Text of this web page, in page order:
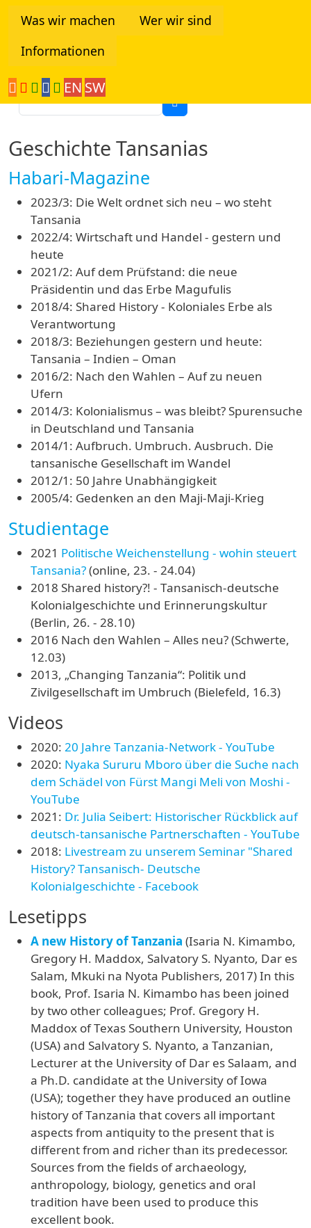
Was wir machen
Wer wir sind
Informationen
EN SW
Suche
Geschichte Tansanias
Habari-Magazine
2023/3: Die Welt ordnet sich neu – wo steht
Tansania
2022/4: Wirtschaft und Handel - gestern und
heute
2021/2: Auf dem Prüfstand: die neue
Präsidentin und das Erbe Magufulis
2018/4: Shared History - Koloniales Erbe als
Verantwortung
2018/3: Beziehungen gestern und heute:
Tansania – Indien – Oman
2016/2: Nach den Wahlen – Auf zu neuen
Ufern
2014/3: Kolonialismus – was bleibt? Spurensuche
in Deutschland und Tansania
2014/1: Aufbruch. Umbruch. Ausbruch. Die
tansanische Gesellschaft im Wandel
2012/1: 50 Jahre Unabhängigkeit
2005/4: Gedenken an den Maji-Maji-Krieg
Studientage
2021 Politische Weichenstellung - wohin steuert
Tansania?(online, 23. - 24.04)
2018 Shared history?! - Tansanisch-deutsche
Kolonialgeschichte und Erinnerungskultur
(Berlin, 26. - 28.10)
2016 Nach den Wahlen – Alles neu? (Schwerte,
12.03)
2013, „Changing Tanzania“: Politik und
Zivilgesellschaft im Umbruch (Bielefeld, 16.3)
Videos
2020: 20 Jahre Tanzania-Network - YouTube
2020: Nyaka Sururu Mboro über die Suche nach
dem Schädel von Fürst Mangi Meli von Moshi -
YouTube
2021: Dr. Julia Seibert: Historischer Rückblick auf
deutsch-tansanische Partnerschaften - YouTube
2018: Livestream zu unserem Seminar "Shared
History? Tansanisch- Deutsche
Kolonialgeschichte - Facebook
Lesetipps
A new History of Tanzania (Isaria N. Kimambo,
Gregory H. Maddox, Salvatory S. Nyanto, Dar es
Salam, Mkuki na Nyota Publishers, 2017) In this
book, Prof. Isaria N. Kimambo has been joined
by two other colleagues; Prof. Gregory H.
Maddox of Texas Southern University, Houston
(USA) and Salvatory S. Nyanto, a Tanzanian,
Lecturer at the University of Dar es Salaam, and
a Ph.D. candidate at the University of Iowa
(USA); together they have produced an outline
history of Tanzania that covers all important
aspects from antiquity to the present that is
different from and richer than its predecessor.
Sources from the fields of archaeology,
anthropology, biology, genetics and oral
tradition have been used to produce this
excellent book.